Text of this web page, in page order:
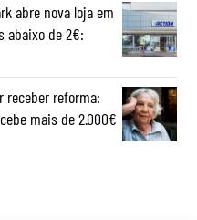
abre nova loja em
abaixo de 2€:
receber reforma:
mais de 2.000€